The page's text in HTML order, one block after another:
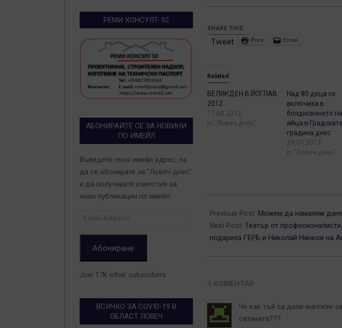
SHARE THIS:
Tweet Print Email
Related
ВЕЛИКДЕН В ЙОГЛАВ
2012
17.04.2012
In "Ловеч днес"
Над 80 деца се
включиха в
боядисването на
яйца в Градската
градина днес
29.04.2013
In "Ловеч днес"
04-
25
Previous Post: Можем да намалим
Next Post: Театър от
подариха ГЕРБ и Николай Нанков на
1 КОМЕНТАР
Че как тъй са дали мангизи
сатаната???
РЕМИ КОНСУЛТ-92
АБОНИРАЙТЕ СЕ ЗА НОВИНИ
ПО ИМЕЙЛ
Въведете своя имейл адрес, за
да се абонирате за "Ловеч днес"
и да получавате известия за
нови публикации по имейл.
Абониране
Join 17K other subscribers
ВСИЧКО ЗА COVID-19 В
ОБЛАСТ ЛОВЕЧ